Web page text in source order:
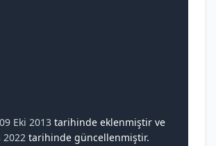
09 Eki 2013 tarihinde eklenmiştir ve
2022 tarihinde güncellenmiştir.